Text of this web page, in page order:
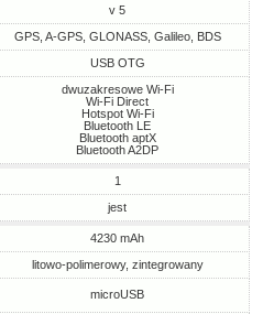
v 5
GPS, A-GPS, GLONASS, Galileo, BDS
USB OTG
dwuzakresowe Wi-Fi
Wi-Fi Direct
Hotspot Wi-Fi
Bluetooth LE
Bluetooth aptX
Bluetooth A2DP
1
jest
4230 mAh
litowo-polimerowy, zintegrowany
microUSB